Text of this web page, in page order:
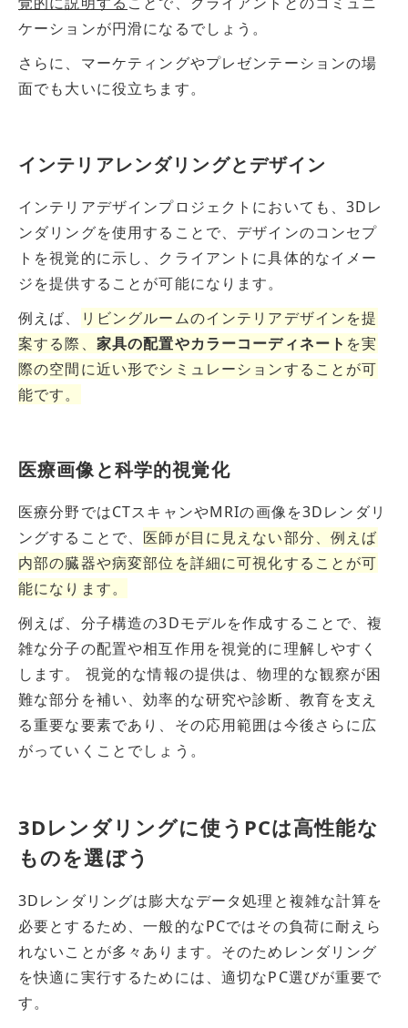
ケーションが円滑になるでしょう。
さらに、マーケティングやプレゼンテーションの場
面でも大いに役立ちます。
インテリアレンダリングとデザイン
インテリアデザインプロジェクトにおいても、3Dレ
ンダリングを使用することで、デザインのコンセプ
トを視覚的に示し、クライアントに具体的なイメー
ジを提供することが可能になります。
例えば、
リビングルームのインテリアデザインを提
案する際、 家具の配置やカラーコーディネート を実
際の空間に近い形でシミュレーションすることが可
能です。
医療画像と科学的視覚化
医療分野ではCTスキャンやMRIの画像を3Dレンダリ
ングすることで、 医師が目に見えない部分、例えば
内部の臓器や病変部位を詳細に可視化することが可
能になります。
例えば、分子構造の3Dモデルを作成することで、複
雑な分子の配置や相互作用を視覚的に理解しやすく
します。 視覚的な情報の提供は、物理的な観察が困
難な部分を補い、効率的な研究や診断、教育を支え
る重要な要素であり、その応用範囲は今後さらに広
がっていくことでしょう。
3Dレンダリングに使うPCは高性能な
ものを選ぼう
3Dレンダリングは膨大なデータ処理と複雑な計算を
必要とするため、一般的なPCではその負荷に耐えら
れないことが多々あります。そのためレンダリング
を快適に実行するためには、適切なPC選びが重要で
す。